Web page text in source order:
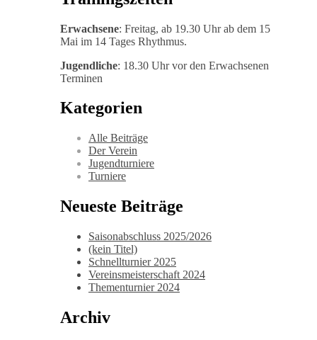
Erwachsene: Freitag, ab 19.30 Uhr ab dem 15
Mai im 14 Tages Rhythmus.
Jugendliche: 18.30 Uhr vor den Erwachsenen
Terminen
Kategorien
Alle Beiträge
Der Verein
Jugendturniere
Turniere
Neueste Beiträge
Saisonabschluss 2025/2026
(kein Titel)
Schnellturnier 2025
Vereinsmeisterschaft 2024
Thementurnier 2024
Archiv